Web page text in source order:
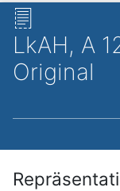
LkAH, A
Original